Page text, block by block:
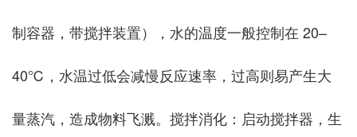
制容器，带搅拌装置），水的温度一般控制在 20–
40℃，水温过低会减慢反应速率，过高则易产生大
量蒸汽，造成物料飞溅。搅拌消化：启动搅拌器，生